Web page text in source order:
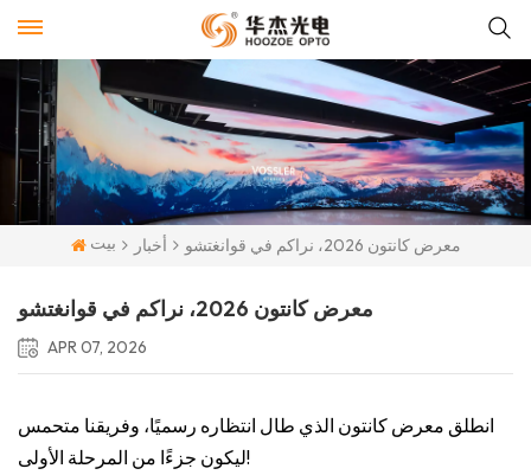
بيت أخبار معرض كانتون 2026، نراكم في قوانغتشو
معرض كانتون 2026، نراكم في قوانغتشو
APR 07, 2026
انطلق معرض كانتون الذي طال انتظاره رسميًا، وفريقنا متحمس
ليكون جزءًا من المرحلة الأولى!